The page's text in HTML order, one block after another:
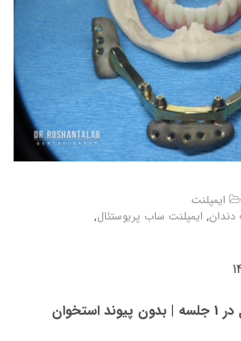
ایمپلنت
دندان, ایمپلنت ساب پریوستئال,